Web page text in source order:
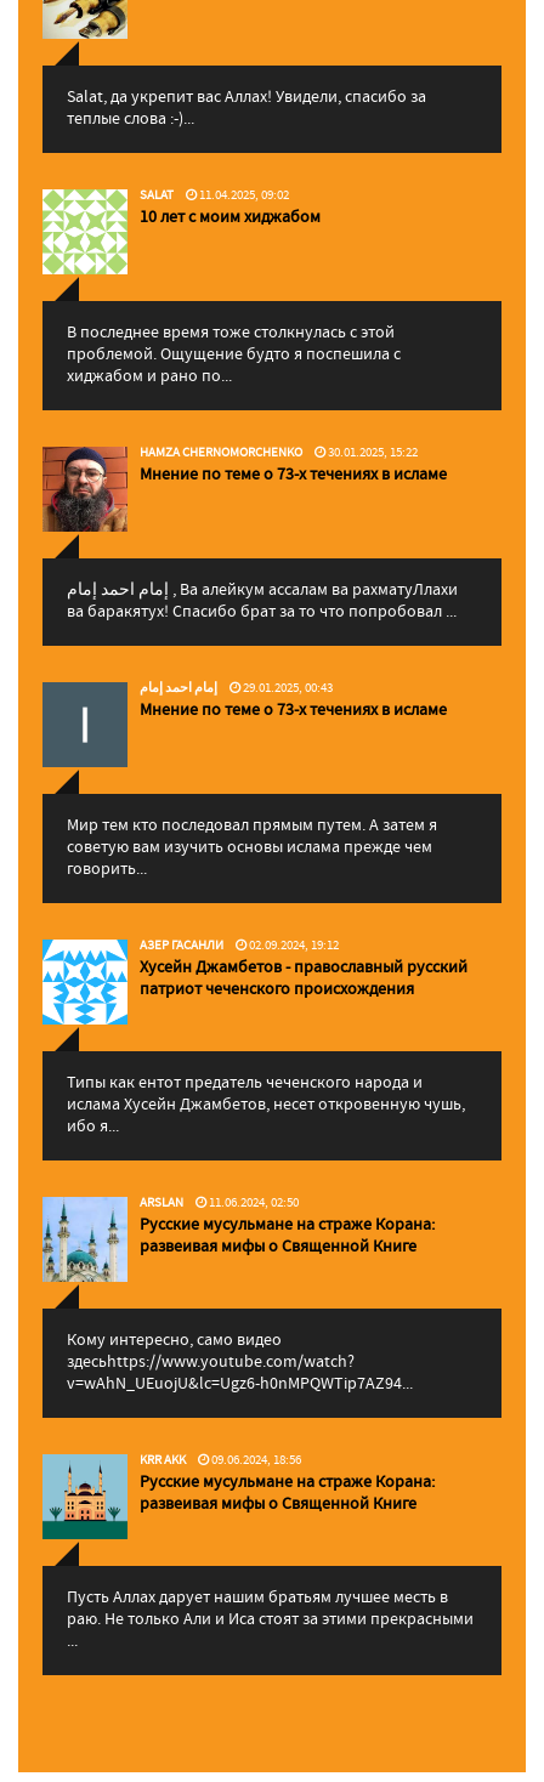
Salat, да укрепит вас Аллаx! Увидели, спасибо за
теплые слова :-)...
SALAT 11.04.2025, 09:02
10 лет с моим хиджабом
В последнее время тоже столкнулась с этой
проблемой. Ощущение будто я поспешила с
хиджабом и рано по...
HAMZA CHERNOMORCHENKO 30.01.2025, 15:22
Мнение по теме о 73-х течениях в исламе
إمام احمد إمام , Ва алейкум ассалам ва рахматуЛлахи
ва баракятух! Спасибо брат за то что попробовал ...
إمام احمد إمام 29.01.2025, 00:43
Мнение по теме о 73-х течениях в исламе
Мир тем кто последовал прямым путем. А затем я
советую вам изучить основы ислама прежде чем
говорить...
АЗЕР ГАСАНЛИ 02.09.2024, 19:12
Хусейн Джамбетов - православный русский
патриот чеченского происхождения
Типы как ентот предатель чеченского народа и
ислама Хусейн Джамбетов, несет откровенную чушь,
ибо я...
ARSLAN 11.06.2024, 02:50
Русские мусульмане на страже Корана:
pазвеивая мифы о Священной Книге
Кому интересно, само видео
здесьhttps://www.youtube.com/watch?
v=wAhN_UEuojU&lc=Ugz6-h0nMPQWTip7AZ94...
KRR AKK 09.06.2024, 18:56
Русские мусульмане на страже Корана:
pазвеивая мифы о Священной Книге
Пусть Аллах дарует нашим братьям лучшее месть в
раю. Не только Али и Иса стоят за этими прекрасными
...